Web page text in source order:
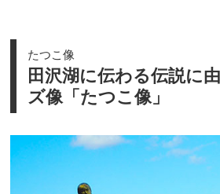
たつこ像
田沢湖に伝わる伝説に
ズ像「たつこ像」